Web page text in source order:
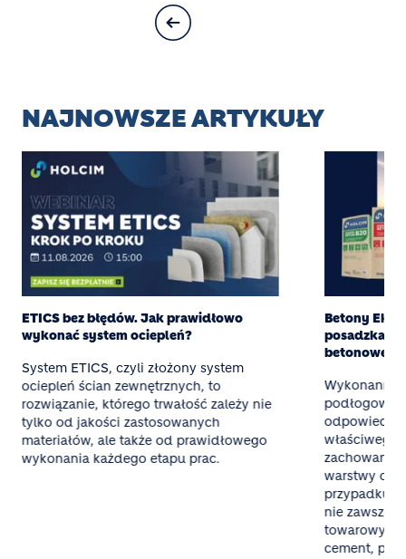
NAJNOWSZE ARTYKUŁY
ETICS bez błędów. Jak prawidłowo
wykonać system ociepleń?
System ETICS, czyli złożony system
ociepleń ścian zewnętrznych, to
rozwiązanie, którego trwałość zależy nie
tylko od jakości zastosowanych
materiałów, ale także od prawidłowego
wykonania każdego etapu prac.
Betony
posadzka z
betonowej
Wykonanie
właściwego
zachowania
warstwy
przypadku
nie zawsze
towarowy
cement,